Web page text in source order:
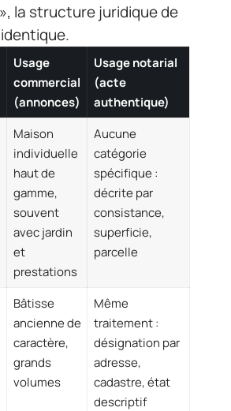
la structure juridique de
Usage
commercial
(annonces)
Usage notarial
(acte
authentique)
Maison
individuelle
haut de
gamme,
souvent
avec jardin
et
prestations
Aucune
catégorie
spécifique :
décrite par
consistance,
superficie,
parcelle
Bâtisse
ancienne de
caractère,
grands
volumes
Même
traitement :
désignation par
adresse,
cadastre, état
descriptif